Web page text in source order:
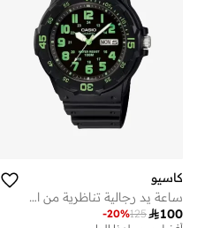
كاسيو
ساعة يد رجالية تناظرية من الراتنج -- - . مم
100
125
-20%